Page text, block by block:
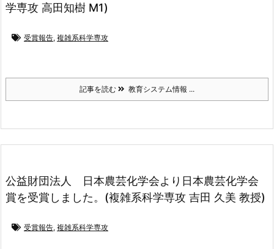
学専攻 高田知樹 M1)
受賞報告, 複雑系科学専攻
記事を読む 教育システム情報 ...
公益財団法人 日本農芸化学会より日本農芸化学会
賞を受賞しました。(複雑系科学専攻 吉田 久美 教授)
受賞報告, 複雑系科学専攻